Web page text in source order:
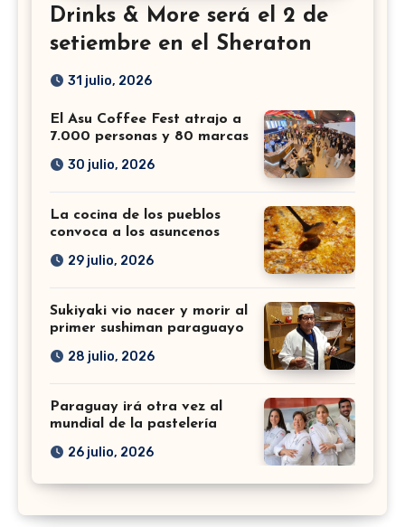
Drinks & More será el 2 de
setiembre en el Sheraton
31 julio, 2026
El Asu Coffee Fest atrajo a
7.000 personas y 80 marcas
30 julio, 2026
La cocina de los pueblos
convoca a los asuncenos
29 julio, 2026
Sukiyaki vio nacer y morir al
primer sushiman paraguayo
28 julio, 2026
Paraguay irá otra vez al
mundial de la pastelería
26 julio, 2026